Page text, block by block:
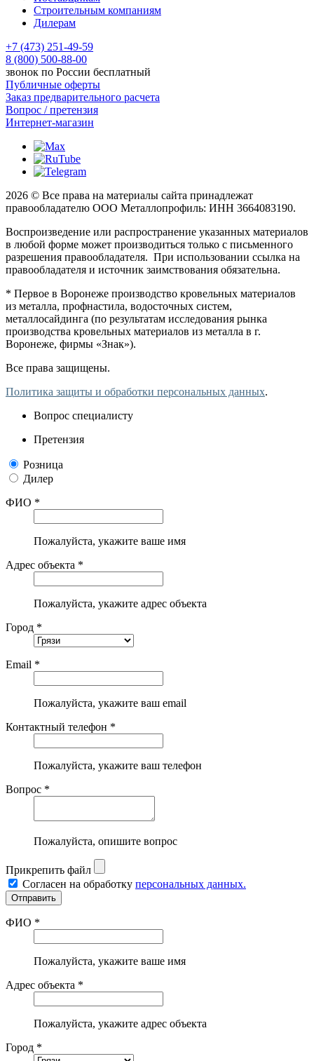
Строительным компаниям
Дилерам
+7 (473) 251-49-59
8 (800) 500-88-00
звонок по России бесплатный
Публичные оферты
Заказ предварительного расчета
Вопрос / претензия
Интернет-магазин
2026 © Все права на материалы сайта принадлежат
правообладателю ООО Металлопрофиль: ИНН 3664083190.
Воспроизведение или распространение указанных материалов
в любой форме может производиться только с письменного
разрешения правообладателя. При использовании ссылка на
правообладателя и источник заимствования обязательна.
* Первое в Воронеже производство кровельных материалов
из металла, профнастила, водосточных систем,
металлосайдинга (по результатам исследования рынка
производства кровельных материалов из металла в г.
Воронеже, фирмы «Знак»).
Все права защищены.
Политика защиты и обработки персональных данных.
Вопрос специалисту
Претензия
Розница
Дилер
ФИО *
Пожалуйста, укажите ваше имя
Адрес объекта *
Пожалуйста, укажите адрес объекта
Город *
Email *
Пожалуйста, укажите ваш email
Контактный телефон *
Пожалуйста, укажите ваш телефон
Вопрос *
Пожалуйста, опишите вопрос
Прикрепить файл
Согласен на обработку персональных данных.
ФИО *
Пожалуйста, укажите ваше имя
Адрес объекта *
Пожалуйста, укажите адрес объекта
Город *